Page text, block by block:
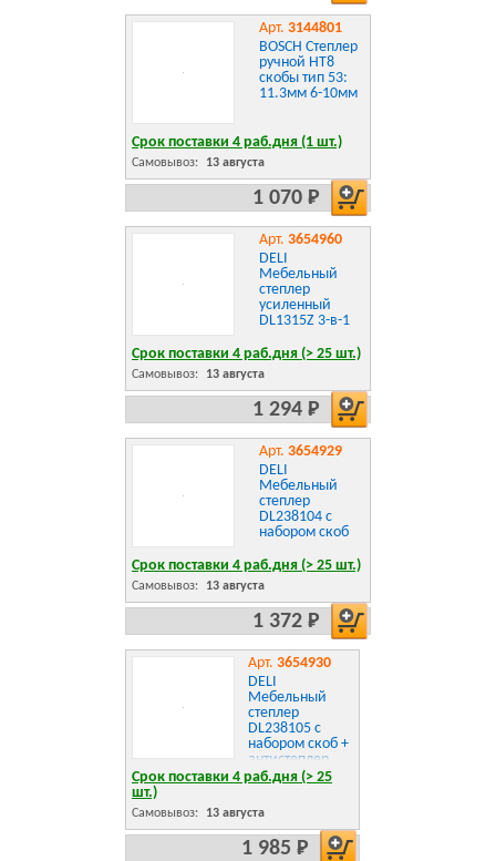
Арт. 3144801
BOSCH Степлер
ручной HT8
скобы тип 53:
11.3мм 6-10мм
Срок поставки 4 раб.дня (1 шт.)
Самовывоз: 13 августа
1 070 Р
Арт. 3654960
DELI
Мебельный
степлер
усиленный
DL1315Z 3-в-1
Срок поставки 4 раб.дня (> 25 шт.)
Самовывоз: 13 августа
1 294 Р
Арт. 3654929
DELI
Мебельный
степлер
DL238104 с
набором скоб
Срок поставки 4 раб.дня (> 25 шт.)
Самовывоз: 13 августа
1 372 Р
Арт. 3654930
DELI
Мебельный
степлер
DL238105 с
набором скоб +
антистеплер
Набор: 2000шт
Т-тип. 2000шт
U-тип, 1шт
скобоудалитель.
Срок поставки 4 раб.дня (> 25
шт.)
Самовывоз: 13 августа
1 985 Р